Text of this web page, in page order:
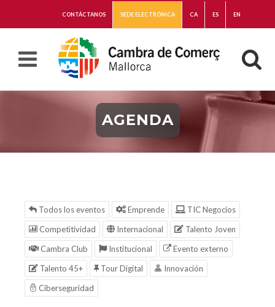
CONTÁCTANOS SEDE ELECTRÓNICA CA ES EN
AGENDA
Todos los eventos Emprende
TIC Negocios
Competitividad
Internacional
Talento Joven
Cambra Club
Institucional
Evento externo
Talento 45+
Tour Digital
Innovación
Ciberseguridad